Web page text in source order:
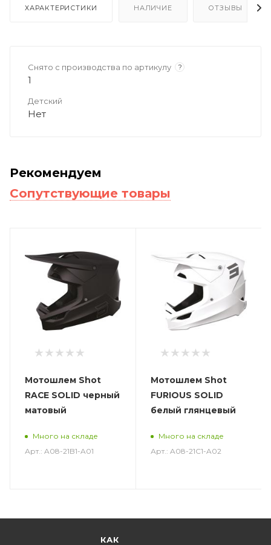
ХАРАКТЕРИСТИКИ НАЛИЧИЕ ОТЗЫВЫ
Снято с производства по артикулу ?
1
Детский
Нет
Рекомендуем
Сопутствующие товары
Мотошлем Shot
RACE SOLID черный
матовый
Много на складе
Арт.: A08-21B1-A01
Мотошлем Shot
FURIOUS SOLID
белый глянцевый
Много на складе
Арт.: A08-21C1-A02
КАК